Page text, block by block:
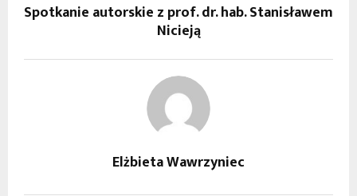
Spotkanie autorskie z prof. dr. hab. Stanisławem
Nicieją
Elżbieta Wawrzyniec